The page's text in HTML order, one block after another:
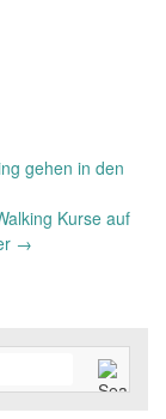
gehen in den
Kurse auf
→